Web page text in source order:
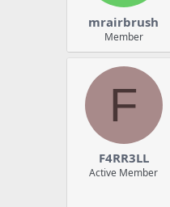
T
m
s
a
u
m
mrairbrush
Member
F
F4RR3LL
Active Member